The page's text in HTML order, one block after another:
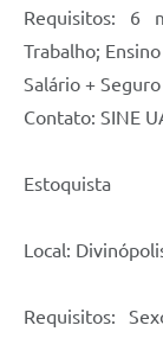
Requisitos: 6
Trabalho;
Salário +
Contato: SINE
Estoquista
Local:
Requisitos: